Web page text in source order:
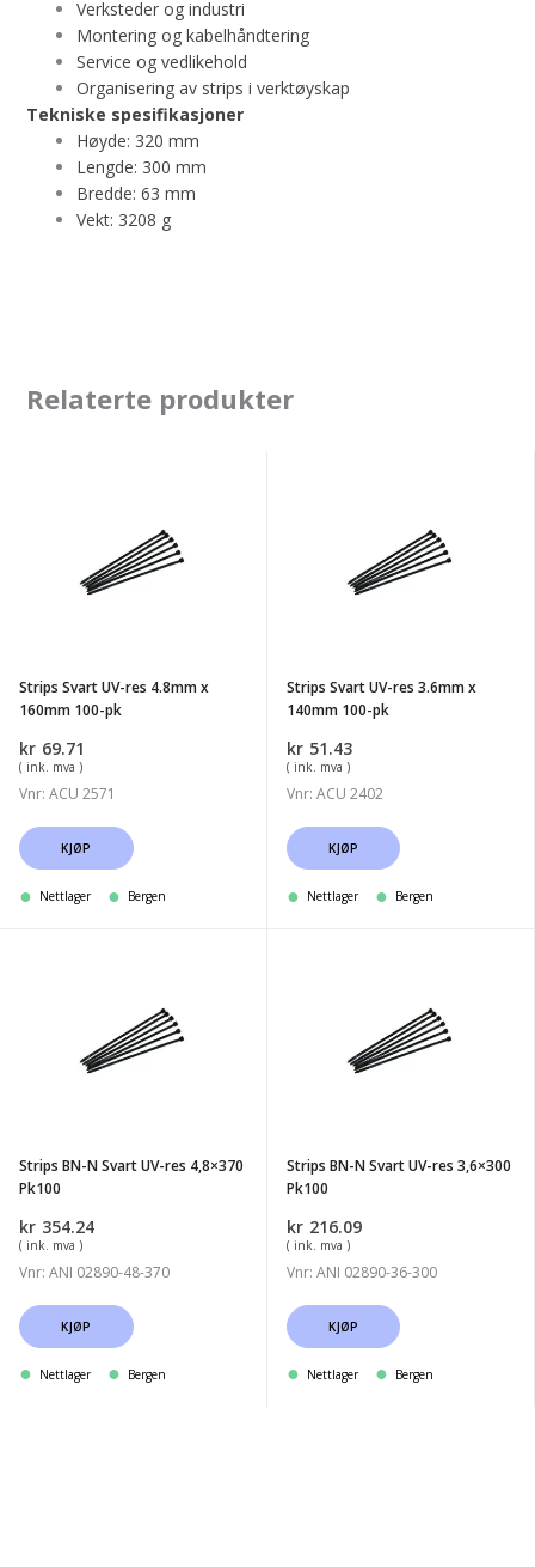
Verksteder og industri
Montering og kabelhåndtering
Service og vedlikehold
Organisering av strips i verktøyskap
Tekniske spesifikasjoner
Høyde: 320 mm
Lengde: 300 mm
Bredde: 63 mm
Vekt: 3208 g
Relaterte produkter
100-
Strips Svart UV-res 4.8mm x
160mm 100-pk
kr 69.71
( ink. mva )
Vnr: ACU 2571
KJØP
Nettlager Bergen
100-
Strips Svart UV-res 3.6mm x
140mm 100-pk
kr 51.43
( ink. mva )
Vnr: ACU 2402
KJØP
Nettlager Bergen
Pk100
Strips BN-N Svart UV-res 4,8×370
Pk100
kr 354.24
( ink. mva )
Vnr: ANI 02890-48-370
KJØP
Nettlager Bergen
Pk100
Strips BN-N Svart UV-res 3,6×300
Pk100
kr 216.09
( ink. mva )
Vnr: ANI 02890-36-300
KJØP
Nettlager Bergen